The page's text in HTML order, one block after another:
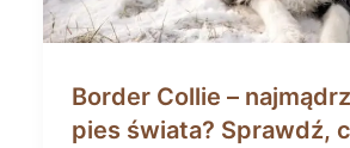
Border Collie –
pies świata? Sprawdź,